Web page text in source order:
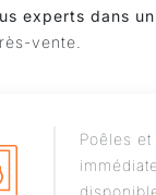
experts dans
vente.
Poêles